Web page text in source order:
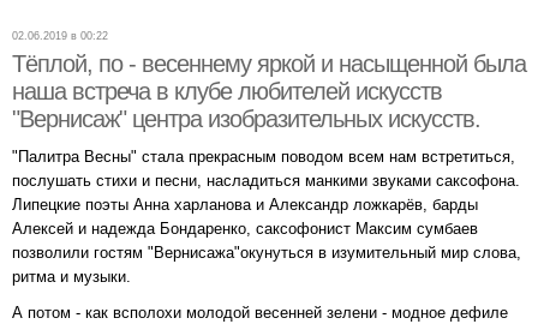
02.06.2019 в 00:22
Тёплой, по - весеннему яркой и насыщенной была
наша встреча в клубе любителей искусств
"Вернисаж" центра изобразительных искусств.
"Палитра Весны" стала прекрасным поводом всем нам встретиться,
послушать стихи и песни, насладиться манкими звуками саксофона.
Липецкие поэты Анна харланова и Александр ложкарёв, барды
Алексей и надежда Бондаренко, саксофонист Максим сумбаев
позволили гостям "Вернисажа"окунуться в изумительный мир слова,
ритма и музыки.
А потом - как всполохи молодой весенней зелени - модное дефиле